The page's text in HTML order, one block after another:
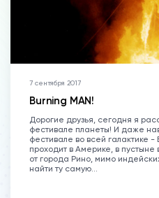
7 сентября 2017
Burning MAN!
Дорогие друзья, сегодня я
фестивале планеты! И даже
фестивале во всей галактике
проходит в Америке, в
от города Рино, мимо
найти ту самую...